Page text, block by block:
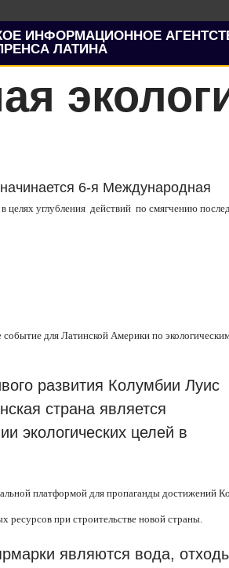
ИНФОРМАЦИОННОЕ
ЛАТИНА
6-я Международная
целях углубления действий по смягчению
событие для Латинской Америки по
развития Колумбии Луис
страна является
экологических целей в
платформой для пропаганды достижений
при строительстве новой страны.
являются вода,